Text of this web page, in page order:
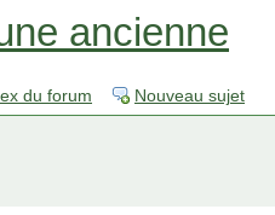
ancienne
du forum Nouveau sujet